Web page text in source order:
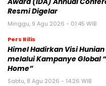
Award (IDA) Annual
Resmi Digelar
Minggu, 9 Agu 2026 - 01:45 WIB
Pers Rilis
Himel Hadirkan Visi
melalui Kampanye Global
Home”
Sabtu, 8 Agu 2026 - 14:26 WIB